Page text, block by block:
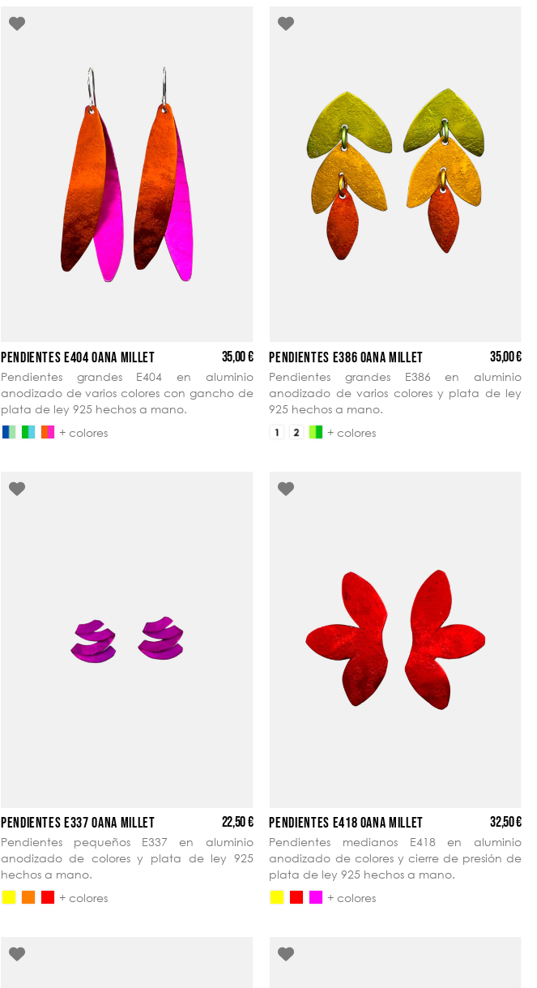
PENDIENTES E404 OANA MILLET 35,00 €
Pendientes grandes E404 en aluminio
anodizado de varios colores con gancho de
plata de ley 925 hechos a mano.
+ colores
PENDIENTES E386 OANA MILLET 35,00 €
Pendientes grandes E386 en aluminio
anodizado de varios colores y plata de ley
925 hechos a mano.
+ colores
PENDIENTES E337 OANA MILLET 22,50 €
Pendientes pequeños E337 en aluminio
anodizado de colores y plata de ley 925
hechos a mano.
+ colores
PENDIENTES E418 OANA MILLET 32,50 €
Pendientes medianos E418 en aluminio
anodizado de colores y cierre de presión de
plata de ley 925 hechos a mano.
+ colores